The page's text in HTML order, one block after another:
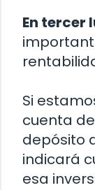
En tercer
Si
cuenta
depósito
indicará
esa